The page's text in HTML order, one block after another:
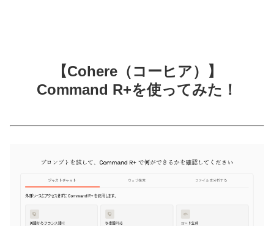
【Cohere（コーヒア）】
Command R+を使ってみた！